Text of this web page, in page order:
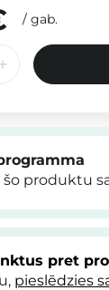
/ gab.
šo produktu
pret
pieslēdzies